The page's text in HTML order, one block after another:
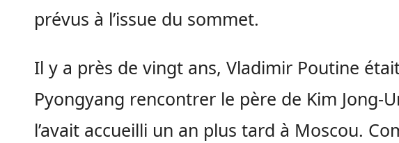
prévus à l’issue du sommet.
Il y a près de vingt ans, Vladimir Poutine
Pyongyang rencontrer le père de Kim Jong-
l’avait accueilli un an plus tard à Moscou.